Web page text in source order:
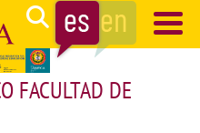
Search
FACULTAD DE